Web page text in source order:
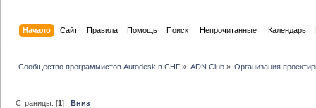
Начало Сайт Правила Помощь Поиск Непрочитанные Календарь
Сообщество программистов Autodesk в СНГ » ADN Club» Организация
Страницы: [1]Вниз